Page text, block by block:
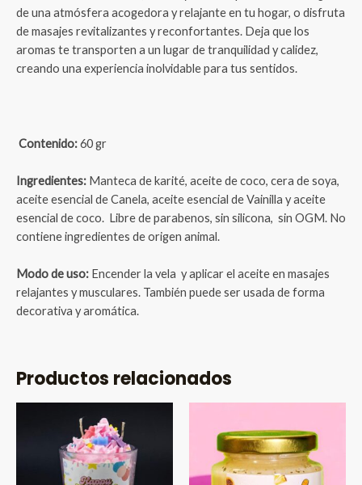
de una atmósfera acogedora y relajante en tu hogar, o disfruta
de masajes revitalizantes y reconfortantes. Deja que los
aromas te transporten a un lugar de tranquilidad y calidez,
creando una experiencia inolvidable para tus sentidos.
Contenido:60 gr
Ingredientes: Manteca de karité, aceite de coco, cera de soya,
aceite esencial de Canela, aceite esencial de Vainilla y aceite
esencial de coco. Libre de parabenos, sin silicona, sin OGM. No
contiene ingredientes de origen animal.
Modo de uso: Encender la vela y aplicar el aceite en masajes
relajantes y musculares. También puede ser usada de forma
decorativa y aromática.
Productos relacionados